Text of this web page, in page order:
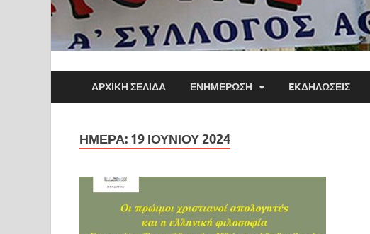
ΑΡΧΙΚΗ ΣΕΛΙΔΑ ΕΝΗΜΕΡΩΣΗ EKΔΗΛΩΣΕΙΣ
ΗΜΈΡΑ: 19 ΙΟΥΝΊΟΥ 2024